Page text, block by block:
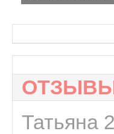
Татьяна